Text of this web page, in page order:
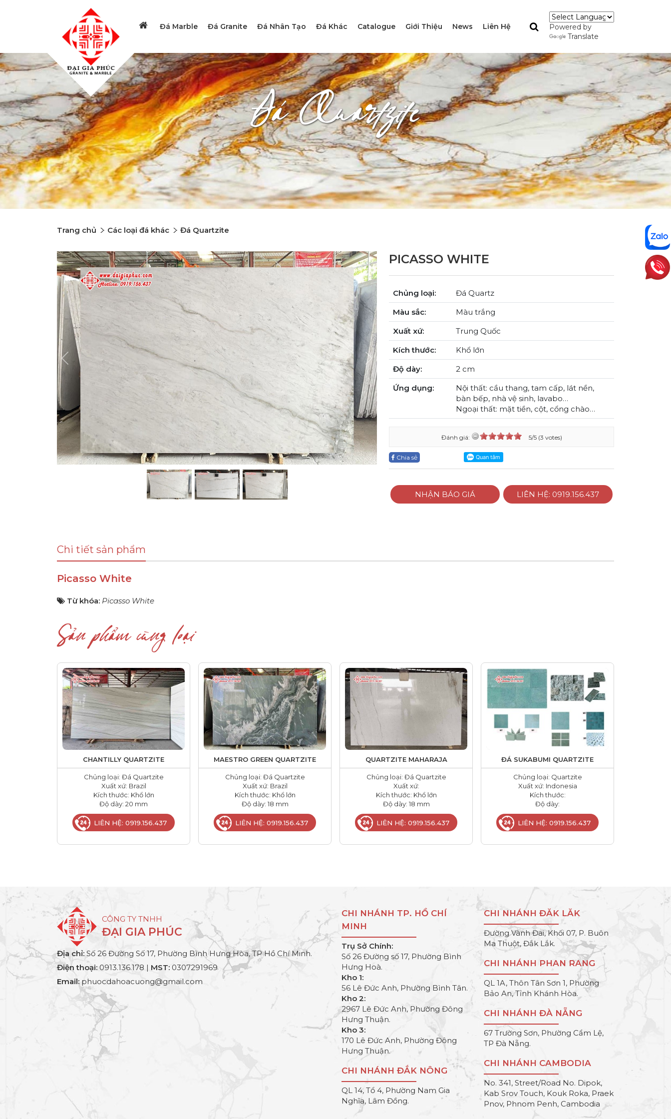
Đá Marble Đá Granite Đá Nhân Tạo Đá Khác Catalogue Giới Thiệu News Liên Hệ
Powered by
Translate
Đá Quartzite
Trang chủ Các loại đá khác Đá Quartzite
Previous Next
PICASSO WHITE
Chủng loại:
Đá Quartz
Màu sắc:
Màu trắng
Xuất xứ:
Trung Quốc
Kích thước:
Khổ lớn
Độ dày:
2 cm
Ứng dụng:
Nội thất: cầu thang, tam cấp, lát nền,
bàn bếp, nhà vệ sinh, lavabo…
Ngoại thất: mặt tiền, cột, cổng chào…
Đánh giá: 5/5 (3 votes)
Chia sẻ
NHẬN BÁO GIÁ LIÊN HỆ: 0919.156.437
Chi tiết sản phẩm
Picasso White
Từ khóa: Picasso White
Sản phẩm cùng loại
CHANTILLY QUARTZITE
Chủng loại: Đá Quartzite
Xuất xứ: Brazil
Kích thước: Khổ lớn
Độ dày: 20 mm
LIÊN HỆ: 0919.156.437
MAESTRO GREEN QUARTZITE
Chủng loại: Đá Quartzite
Xuất xứ: Brazil
Kích thước: Khổ lớn
Độ dày: 18 mm
LIÊN HỆ: 0919.156.437
QUARTZITE MAHARAJA
Chủng loại: Đá Quartzite
Xuất xứ:
Kích thước: Khổ lớn
Độ dày: 18 mm
LIÊN HỆ: 0919.156.437
ĐÁ SUKABUMI QUARTZITE
Chủng loại: Quartzite
Xuất xứ: Indonesia
Kích thước:
Độ dày:
LIÊN HỆ: 0919.156.437
CÔNG TY TNHH
ĐẠI GIA PHÚC
Địa chỉ: Số 26 Đường Số 17, Phường Bình Hưng Hòa, TP Hồ Chí Minh.
Điện thoại: 0913.136.178 | MST: 0307291969
Email: phuocdahoacuong@gmail.com
CHI NHÁNH TP. HỒ CHÍ
MINH
Trụ Sở Chính:
Số 26 Đường số 17, Phường Bình
Hưng Hoà.
Kho 1:
56 Lê Đức Anh, Phường Bình Tân.
Kho 2:
2967 Lê Đức Anh, Phường Đông
Hưng Thuận.
Kho 3:
170 Lê Đức Anh, Phường Đông
Hưng Thuận.
CHI NHÁNH ĐẮK NÔNG
QL 14, Tổ 4, Phường Nam Gia
Nghĩa, Lâm Đồng.
CHI NHÁNH ĐĂK LĂK
Đường Vành Đai, Khối 07, P. Buôn
Ma Thuột, Đắk Lắk.
CHI NHÁNH PHAN RANG
QL 1A, Thôn Tân Sơn 1, Phường
Bảo An, Tỉnh Khánh Hòa.
CHI NHÁNH ĐÀ NẴNG
67 Trường Sơn, Phường Cẩm Lệ,
TP Đà Nẵng.
CHI NHÁNH CAMBODIA
No. 341, Street/Road No. Dipok,
Kab Srov Touch, Kouk Roka, Praek
Pnov, Phnom Penh, Cambodia